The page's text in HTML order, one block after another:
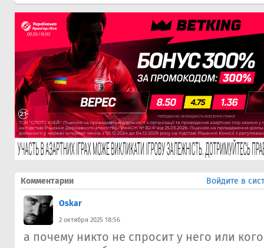
Комментарии Войдите в
Oskar
2 октября 2025 18:56
а почему никто не спросит у него или